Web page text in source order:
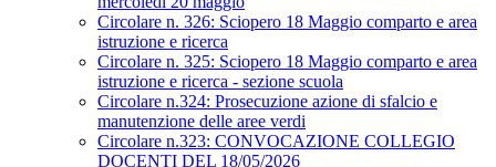
Circolare n. 326: Sciopero 18 Maggio comparto e area
istruzione e ricerca
Circolare n. 325: Sciopero 18 Maggio comparto e area
istruzione e ricerca - sezione scuola
Circolare n.324: Prosecuzione azione di sfalcio e
manutenzione delle aree verdi
Circolare n.323: CONVOCAZIONE COLLEGIO
DOCENTI DEL 18/05/2026